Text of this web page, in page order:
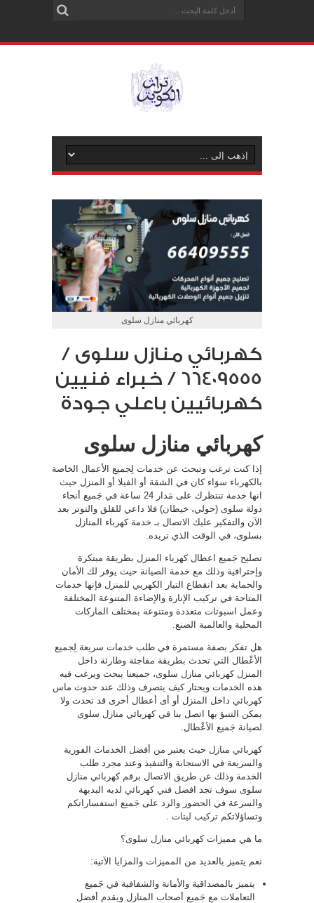
كهربائي منازل سلوى
كهربائي منازل سلوى /
66409555 / خبراء فنيين
كهربائيين باعلي جودة
كهربائي منازل سلوى
إذا كنت ترغب وتبحث عن خدمات لِجميع الأعمال الخاصة
بالكهرباء سوَاء كان في الشقة أو الفيلا أو المنزل حيث
انها خدمة تنتظرك على مَدار 24 ساعة في جَميع أنحاء
دولة سلوى (حولي، خيطان) فلا داعي للقلق والتوتر بعد
الآن والتفكير عليك الاتصال بـ خدمة كهرباء المنازل
بسلوى، في الوقت الذي تريده.
تصليح جَميع اعطال كهرباء المنزل بطريقة مبتكرة
وإحترافية وذلك مع خدمة الصيانة حيث يوفر لك الأمان
والحماية بعد انقطاع التيار الكهربي للمنزل فإنها خدمات
المتاحة في تركيب الإنارة والإضاءة المتنوعة المختلفة
وعمل اسبوتات متعددة ومتنوعة بمختلف الماركات
المحلية والعالمية الصنع.
هل تفكر بصفة مستمرة في طلب خدمات سريعة لِجميع
الأعْطال التي تحدث بطريقة مفاجئة وطارئة داخل
المنزل كهربائي منازل سلوى، جميعنا يبحث ويرغب فيه
هذه الخدمات ويحتار كيف يتصرف وذلك عند حدوث ماس
كهربائي داخل المنزل أو أى أعطال أخرى قد تحدث ولا
يمكن التنبؤ بها اتصل بنا في كهربائي منازل سلوى
لصيانة جَميع الأعْطال.
كهربائي منازل حيث يعتبر من أفضل الخدمات الفورية
والسريعة في الاستجابة والتنفيذ وعند مجرد طلب
الخدمة وذلك عن طريق الاتصال برقم كهربائي منازل
سلوى سوف تجد افضل فني كهربائي لديه البديهة
والسرعة في الحضور والرد على جَميع استفساراتكم
وتساؤلاتكم تركيب ليتات
ما هي مميزات كهربائي منازل سلوى؟
نعم يتميز بالعديد من المميزات والمزايا الآتية:
يتميز بالمصداقية والأمانة والشفافية في جَميع
التعاملات مع جَميع أصحاب المنازل ويقدم أفضل